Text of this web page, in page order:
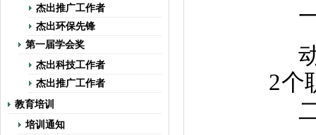
杰出推广工作者
杰出环保先锋
第一届学会奖
杰出科技工作者
杰出推广工作者
教育培训
培训通知
2个